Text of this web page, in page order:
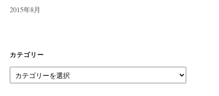
2015年8月
カテゴリー
テ